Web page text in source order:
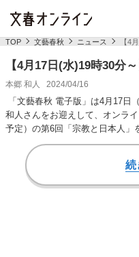
TOP 文藝春秋 ニュース 【4
【4月17日(水)19時30分
本郷 和人 2024/04/16
「文藝春秋 電子版」は4月17日
和人さんをお迎えして、オンラ
予定）の第6回「宗教と日本人」
歴史家…
続